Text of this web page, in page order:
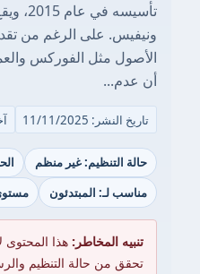
ونيفيس. على الرغم من
الأصول مثل الفوركس
أن عدم...
تاريخ النشر: 11/11/2025
حالة التنظيم: غير منظم
مناسب لـ: المبتدئون
تنبيه المخاطر: هذا
تحقق من حالة التنظيم